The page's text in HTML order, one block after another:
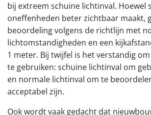
bij extreem schuine lichtinval. Hoewel
oneffenheden beter zichtbaar maakt,
beoordeling volgens de richtlijn met
lichtomstandigheden en een
1 meter. Bij twijfel is het verstandig
te gebruiken: schuine lichtinval om
en normale lichtinval om te
acceptabel zijn.
Ook wordt vaak gedacht dat